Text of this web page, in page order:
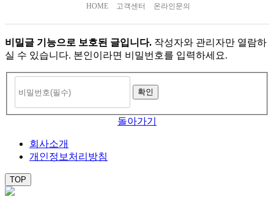
HOME 고객센터 온라인문의
비밀글 기능으로 보호된 글입니다. 작성자와 관리자만 열람하
실 수 있습니다. 본인이라면 비밀번호를 입력하세요.
돌아가기
회사소개
개인정보처리방침
TOP